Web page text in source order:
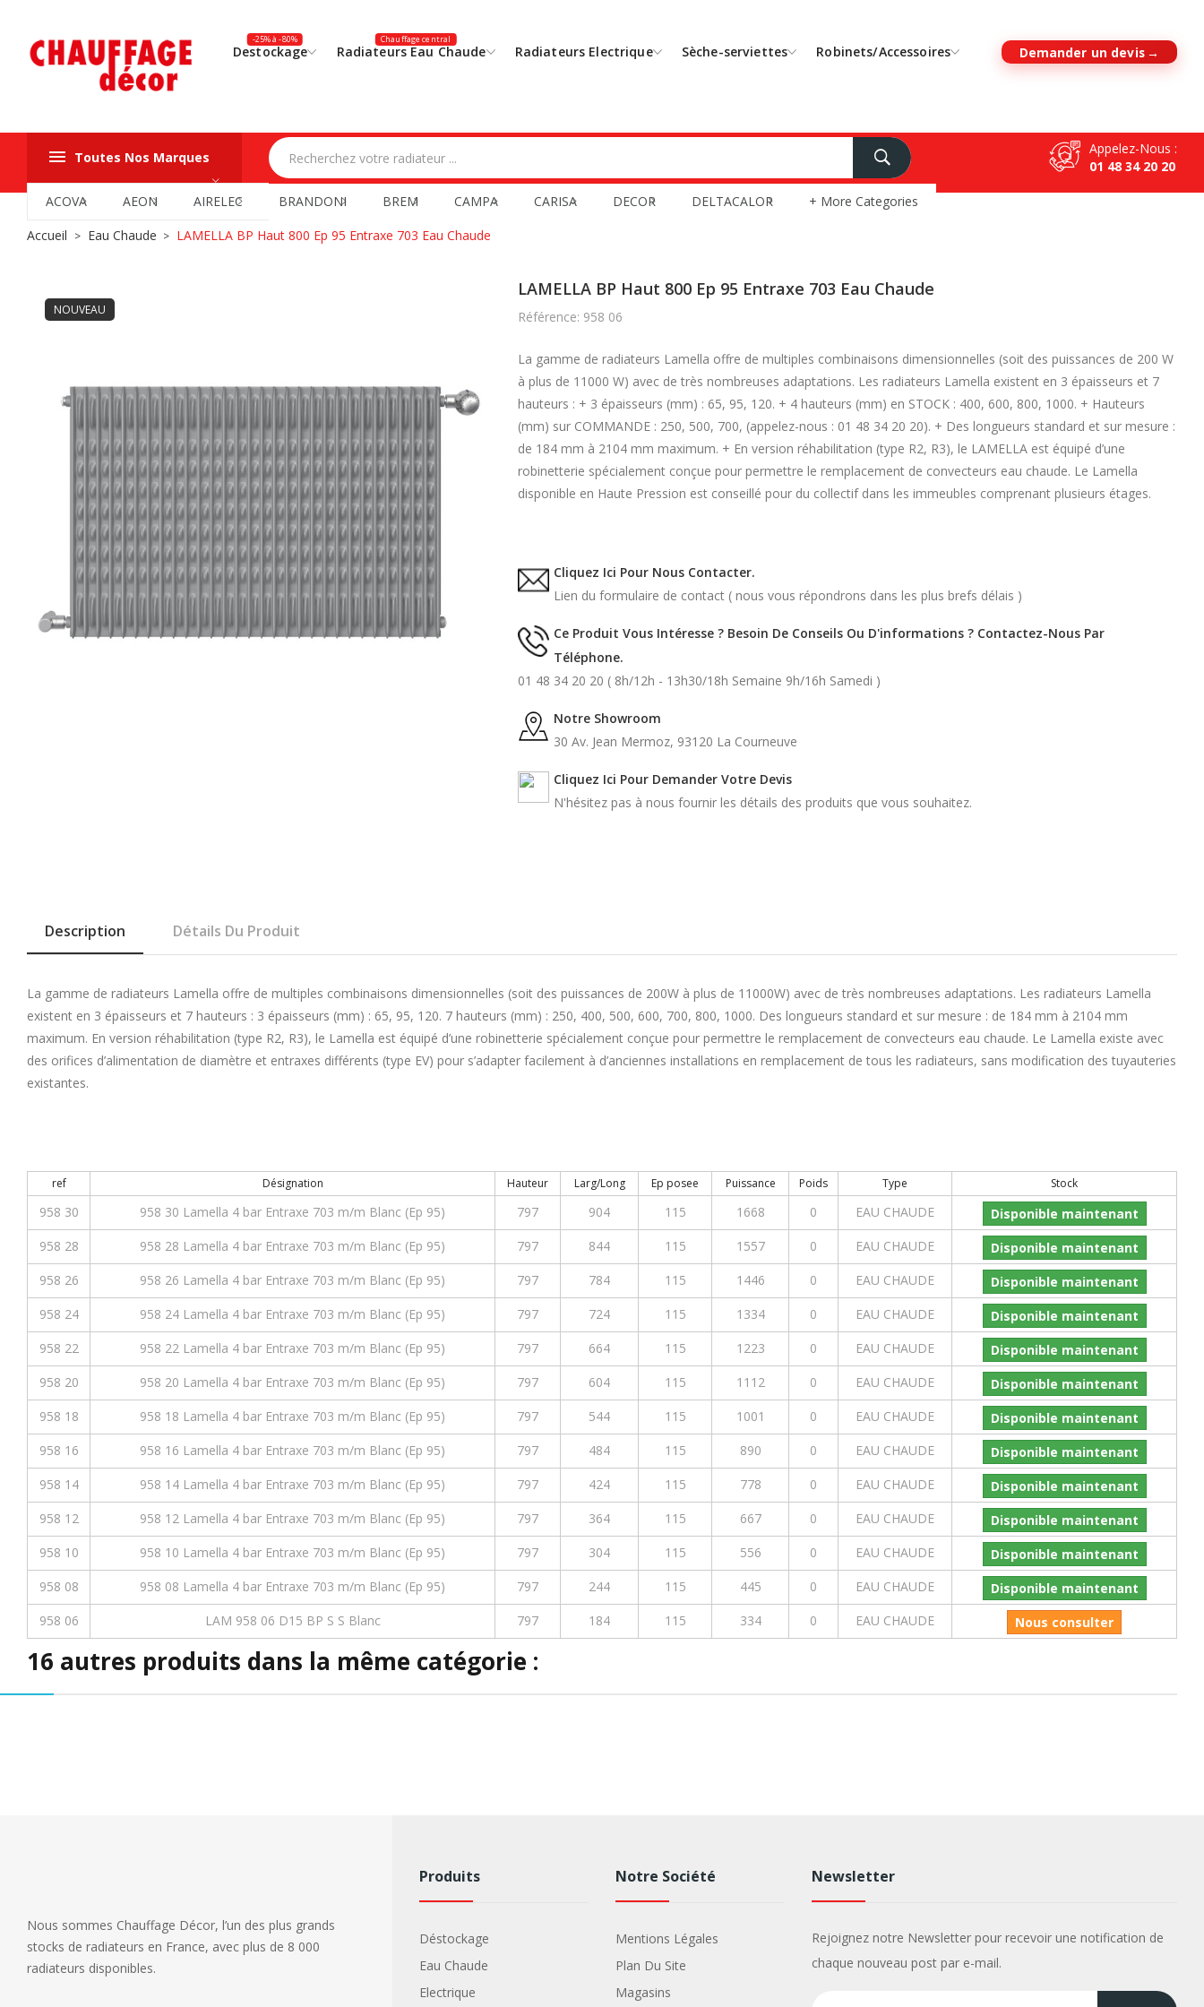
Destockage
-25% à -80%
Radiateurs Eau Chaude
Chauffage central
Radiateurs Electrique Sèche-serviettes Robinets/Accessoires Demander un devis
Toutes Nos Marques
ACOVA AEON AIRELEC BRANDONI BREM CAMPA CARISA DECOR DELTACALOR + More Categories
Appelez-Nous :
01 48 34 20 20
Accueil Eau Chaude LAMELLA BP Haut 800 Ep 95 Entraxe 703 Eau Chaude
NOUVEAU
LAMELLA BP Haut 800 Ep 95 Entraxe 703 Eau Chaude
Référence: 958 06
La gamme de radiateurs Lamella offre de multiples combinaisons dimensionnelles (soit des puissances de 200 W
à plus de 11000 W) avec de très nombreuses adaptations. Les radiateurs Lamella existent en 3 épaisseurs et 7
hauteurs : + 3 épaisseurs (mm) : 65, 95, 120. + 4 hauteurs (mm) en STOCK : 400, 600, 800, 1000. + Hauteurs
(mm) sur COMMANDE : 250, 500, 700, (appelez-nous : 01 48 34 20 20). + Des longueurs standard et sur mesure :
de 184 mm à 2104 mm maximum. + En version réhabilitation (type R2, R3), le LAMELLA est équipé d’une
robinetterie spécialement conçue pour permettre le remplacement de convecteurs eau chaude. Le Lamella
disponible en Haute Pression est conseillé pour du collectif dans les immeubles comprenant plusieurs étages.
Cliquez Ici Pour Nous Contacter.
Lien du formulaire de contact ( nous vous répondrons dans les plus brefs délais )
Ce Produit Vous Intéresse ? Besoin De Conseils Ou D'informations ? Contactez-Nous Par
Téléphone.
01 48 34 20 20 ( 8h/12h - 13h30/18h Semaine 9h/16h Samedi )
Notre Showroom
30 Av. Jean Mermoz, 93120 La Courneuve
Cliquez Ici Pour Demander Votre Devis
N'hésitez pas à nous fournir les détails des produits que vous souhaitez.
Description Détails Du Produit
La gamme de radiateurs Lamella offre de multiples combinaisons dimensionnelles (soit des puissances de 200W à plus de 11000W) avec de très nombreuses adaptations. Les radiateurs Lamella
existent en 3 épaisseurs et 7 hauteurs : 3 épaisseurs (mm) : 65, 95, 120. 7 hauteurs (mm) : 250, 400, 500, 600, 700, 800, 1000. Des longueurs standard et sur mesure : de 184 mm à 2104 mm
maximum. En version réhabilitation (type R2, R3), le Lamella est équipé d’une robinetterie spécialement conçue pour permettre le remplacement de convecteurs eau chaude. Le Lamella existe avec
des orifices d’alimentation de diamètre et entraxes différents (type EV) pour s’adapter facilement à d’anciennes installations en remplacement de tous les radiateurs, sans modification des tuyauteries
existantes.
ref Désignation Hauteur Larg/Long Ep posee Puissance Poids Type Stock
958 30 958 30 Lamella 4 bar Entraxe 703 m/m Blanc (Ep 95) 797 904 115 1668 0 EAU CHAUDE
Disponible maintenant
958 28
958 28 Lamella 4 bar Entraxe 703 m/m Blanc (Ep 95) 797 844 115 1557 0 EAU CHAUDE
Disponible maintenant
958 26
958 26 Lamella 4 bar Entraxe 703 m/m Blanc (Ep 95) 797 784 115 1446 0 EAU CHAUDE
Disponible maintenant
958 24
958 24 Lamella 4 bar Entraxe 703 m/m Blanc (Ep 95) 797 724 115 1334 0 EAU CHAUDE
Disponible maintenant
958 22
958 22 Lamella 4 bar Entraxe 703 m/m Blanc (Ep 95) 797 664 115 1223 0 EAU CHAUDE
Disponible maintenant
958 20
958 20 Lamella 4 bar Entraxe 703 m/m Blanc (Ep 95) 797 604 115 1112 0 EAU CHAUDE
Disponible maintenant
958 18
958 18 Lamella 4 bar Entraxe 703 m/m Blanc (Ep 95) 797 544 115 1001 0 EAU CHAUDE
Disponible maintenant
958 16
958 16 Lamella 4 bar Entraxe 703 m/m Blanc (Ep 95) 797 484 115 890 0 EAU CHAUDE
Disponible maintenant
958 14
958 14 Lamella 4 bar Entraxe 703 m/m Blanc (Ep 95) 797 424 115 778 0 EAU CHAUDE
Disponible maintenant
958 12
958 12 Lamella 4 bar Entraxe 703 m/m Blanc (Ep 95) 797 364 115 667 0 EAU CHAUDE
Disponible maintenant
958 10
958 10 Lamella 4 bar Entraxe 703 m/m Blanc (Ep 95) 797 304 115 556 0 EAU CHAUDE
Disponible maintenant
958 08
958 08 Lamella 4 bar Entraxe 703 m/m Blanc (Ep 95) 797 244 115 445 0 EAU CHAUDE
Disponible maintenant
958 06
LAM 958 06 D15 BP S S Blanc 797 184 115 334 0 EAU CHAUDE Nous consulter
16 autres produits dans la même catégorie :
Nous sommes Chauffage Décor, l’un des plus grands
stocks de radiateurs en France, avec plus de 8 000
radiateurs disponibles.
Produits
Déstockage
Eau Chaude
Electrique
Notre Société
Mentions Légales
Plan Du Site
Magasins
Newsletter
Rejoignez notre Newsletter pour recevoir une notification de
chaque nouveau post par e-mail.